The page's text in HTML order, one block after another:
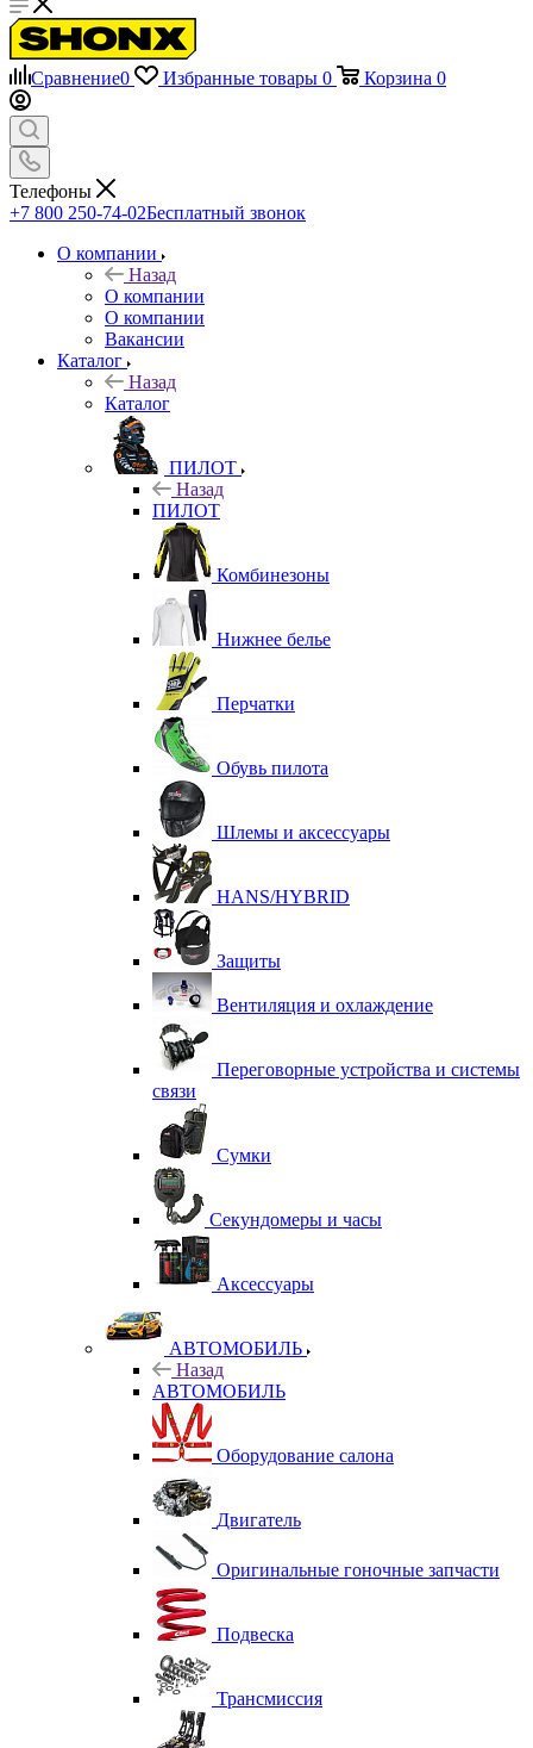
Сравнение0 Избранные товары 0 Корзина 0
Телефоны
+7 800 250-74-02Бесплатный звонок
О компании
Назад
О компании
О компании
Вакансии
Каталог
Назад
Каталог
ПИЛОТ
Назад
ПИЛОТ
Комбинезоны
Нижнее белье
Перчатки
Обувь пилота
Шлемы и аксессуары
HANS/HYBRID
Защиты
Вентиляция и охлаждение
Переговорные устройства и системы
связи
Сумки
Секундомеры и часы
Аксессуары
АВТОМОБИЛЬ
Назад
АВТОМОБИЛЬ
Оборудование салона
Двигатель
Оригинальные гоночные запчасти
Подвеска
Трансмиссия